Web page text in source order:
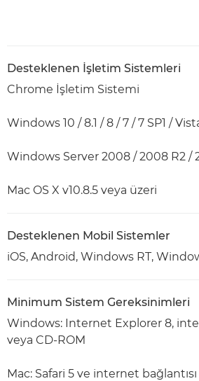
Desteklenen İşletim Sistemleri
Chrome İşletim Sistemi
Windows 10 / 8.1 / 8 / 7 / 7 SP1 /
Windows Server 2008 / 2008 R2 /
Mac OS X v10.8.5 veya üzeri
Desteklenen Mobil Sistemler
iOS, Android, Windows RT,
Minimum Sistem Gereksinimleri
Windows: Internet Explorer 8,
veya CD-ROM
Mac: Safari 5 ve internet bağlantısı